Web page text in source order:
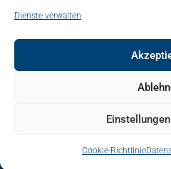
Dienste verwalten
Cookie-Richtlinie
Datenschutz